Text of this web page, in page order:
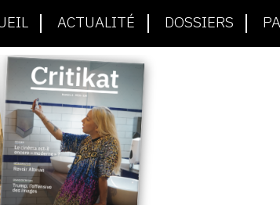
ACTUALITÉ DOSSIERS